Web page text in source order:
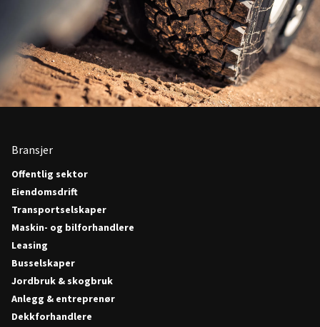
Bransjer
Offentlig sektor
Eiendomsdrift
Transportselskaper
Maskin- og bilforhandlere
Leasing
Busselskaper
Jordbruk & skogbruk
Anlegg & entreprenør
Dekkforhandlere